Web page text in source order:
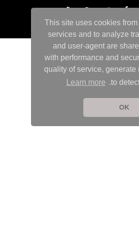
This site uses cookies
services and to analyze
and user-agent are
with performance and
quality of service, generate
to
Learn more
OK